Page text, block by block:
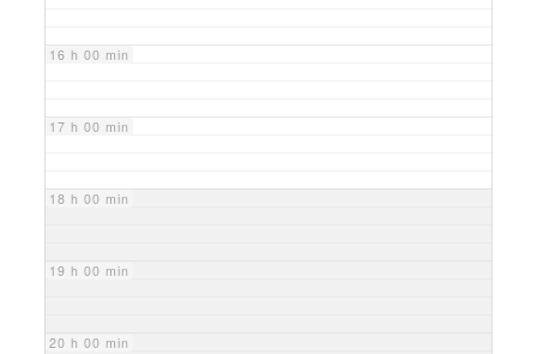
16 h 00 min
17 h 00 min
18 h 00 min
19 h 00 min
20 h 00 min